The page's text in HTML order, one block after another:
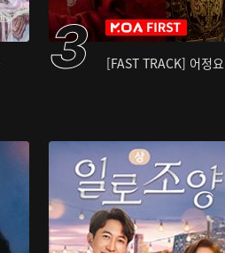
[FAST TRACK] 어정요